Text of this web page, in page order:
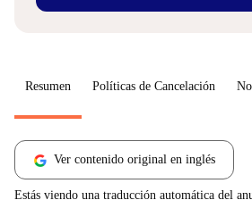
Resumen Políticas de Cancelación
Ver contenido original en inglés
Estás viendo una traducción automática del